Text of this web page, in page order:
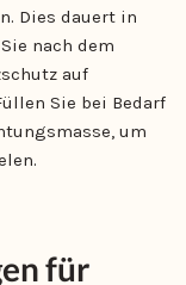
Dies dauert in
nach dem
auf
Sie bei Bedarf
um
für